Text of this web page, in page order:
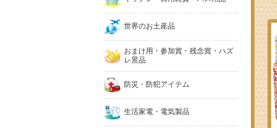
世界のお土産品
おまけ用・参加賞・残念賞・ハズ
レ景品
防災・防犯アイテム
生活家電・電気製品